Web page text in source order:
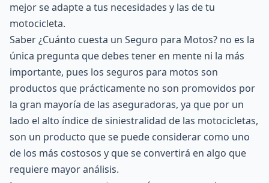
mejor se adapte a tus necesidades y las de tu
motocicleta.
Saber ¿Cuánto cuesta un Seguro para Motos? no es la
única pregunta que debes tener en mente ni la más
importante, pues los seguros para motos son
productos que prácticamente no son promovidos por
la gran mayoría de las aseguradoras, ya que por un
lado el alto índice de siniestralidad de las motocicletas,
son un producto que se puede considerar como uno
de los más costosos y que se convertirá en algo que
requiere mayor análisis.